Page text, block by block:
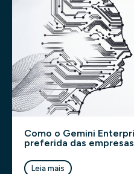
Como o Gemini
preferida das
Leia mais